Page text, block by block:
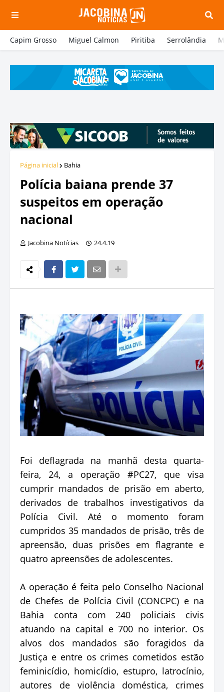
Capim Grosso Miguel Calmon Piritiba Serrolândia
Página inicial Bahia
Polícia baiana prende 37
suspeitos em operação
nacional
Jacobina Notícias 24.4.19
Foi deflagrada na manhã desta quarta-
feira, 24, a operação #PC27, que visa
cumprir mandados de prisão em aberto,
derivados de trabalhos investigativos da
Polícia Civil. Até o momento foram
cumpridos 35 mandados de prisão, três de
apreensão, duas prisões em flagrante e
quatro apreensões de adolescentes.
A operação é feita pelo Conselho Nacional
de Chefes de Polícia Civil (CONCPC) e na
Bahia conta com 240 policiais civis
atuando na capital e 700 no interior. Os
alvos dos mandados são foragidos da
Justiça e entre os crimes cometidos estão
feminicídio, homicídio, estupro, latrocínio,
autores de violência doméstica, crimes